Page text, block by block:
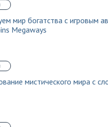
мир богатства с игровым
Megaways
мистического мира с